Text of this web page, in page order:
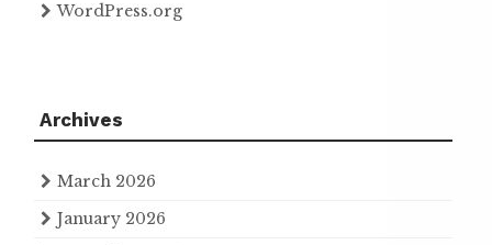
WordPress.org
Archives
March 2026
January 2026